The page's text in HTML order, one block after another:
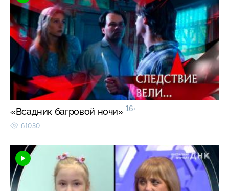
«Всадник багровой ночи» 16+
61030